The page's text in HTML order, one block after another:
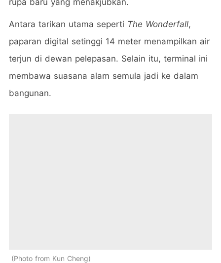
rupa baru yang menakjubkan.
Antara tarikan utama seperti The Wonderfall,
paparan digital setinggi 14 meter menampilkan air
terjun di dewan pelepasan. Selain itu, terminal ini
membawa suasana alam semula jadi ke dalam
bangunan.
Photo from Kun Cheng